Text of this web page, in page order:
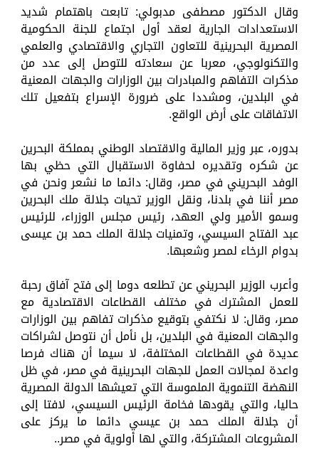
وقال الدكتور مصطفى مدبولي: تابعت باهتمام شديد
الاستعدادات الجارية لعقد أول اجتماع للجنة الحكومية
المصرية البحرينية للتعاون التجاري والاقتصادي والعلمي
والتكنولوجي، معربا عن سعادته للتوصل إلى عدد من
مذكرات التفاهم والمبادرات بين الوزارات والجهات المعنية
في البلدين، ومشددا على ضرورة الإسراع بتفعيل تلك
الاتفاقات على أرض الواقع.
بدوره، عبر وزير المالية والاقتصاد الوطني بمملكة البحرين
عن شكره وتقديره لحفاوة الاستقبال التي حظي بها
الوفد البحريني في مصر، وقال: دائما ما نشعر ونحن في
مصر أننا في بلدنا، ونقل الوزير تحيات جلالة ملك البحرين
وسمو الأمير ولي العهد، رئيس مجلس الوزراء، للرئيس
عبد الفتاح السيسي، وتمنيات جلالة الملك حمد بن عيسى
بدوام الرخاء لمصر وشعبها.
وأعرب الوزير البحريني عن تطلعه دوما إلى فتح آفاق رحبة
للعمل المشترك في مختلف القطاعات الاقتصادية مع
مصر، وقال: لا نكتفي بتوقيع مذكرات تفاهم بين الوزارات
والجهات المعنية في البلدين، بل نأمل أن نتوصل لشراكات
عديدة في القطاعات المختلفة، لا سيما أن هناك فرصا
واعدة لمجالات العمل للجهات البحرينية في مصر، في ظل
النهضة التنموية الملموسة التي تعيشها الدولة المصرية
حاليا، والتي يقودها فخامة الرئيس السيسي، لافتا إلى
أن جلالة الملك حمد بن عيسي دائما ما يركز على
المشروعات المشتركة، والتي لها أولوية في مصر..